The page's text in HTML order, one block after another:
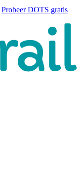
Probeer DOTS gratis